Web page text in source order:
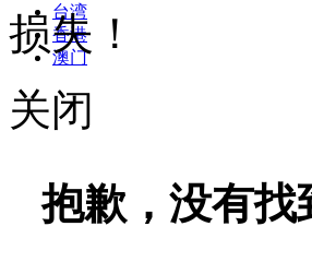
台湾
香港
澳门
损失！
关闭
抱歉，没有找